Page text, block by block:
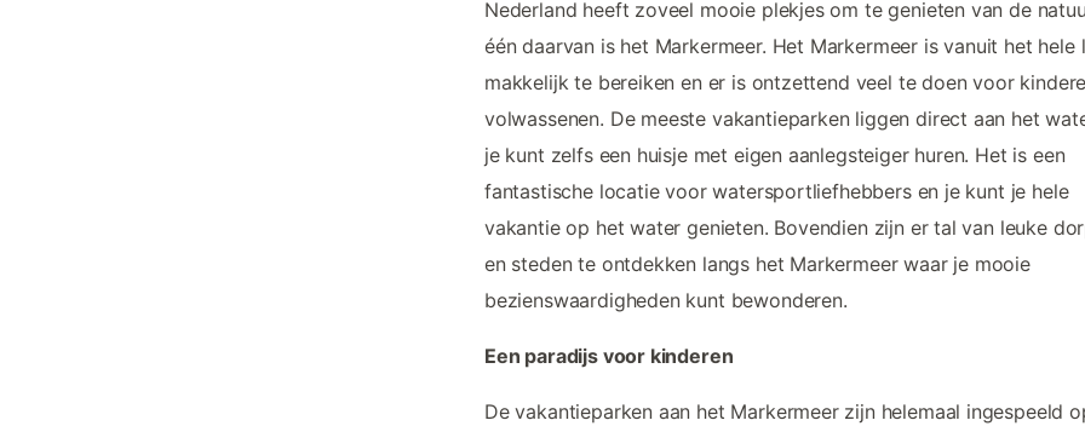
Nederland heeft zoveel mooie plekjes om te genieten van de
één daarvan is het Markermeer. Het Markermeer is vanuit het hele
makkelijk te bereiken en er is ontzettend veel te doen voor
volwassenen. De meeste vakantieparken liggen direct aan het
je kunt zelfs een huisje met eigen aanlegsteiger huren. Het is een
fantastische locatie voor watersportliefhebbers en je kunt je hele
vakantie op het water genieten. Bovendien zijn er tal van leuke
en steden te ontdekken langs het Markermeer waar je mooie
bezienswaardigheden kunt bewonderen.
Een paradijs voor kinderen
De vakantieparken aan het Markermeer zijn helemaal ingespeeld